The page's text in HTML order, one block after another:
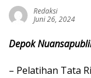
Redaksi
Juni 26, 2024
Depok
– Pelatihan Tata